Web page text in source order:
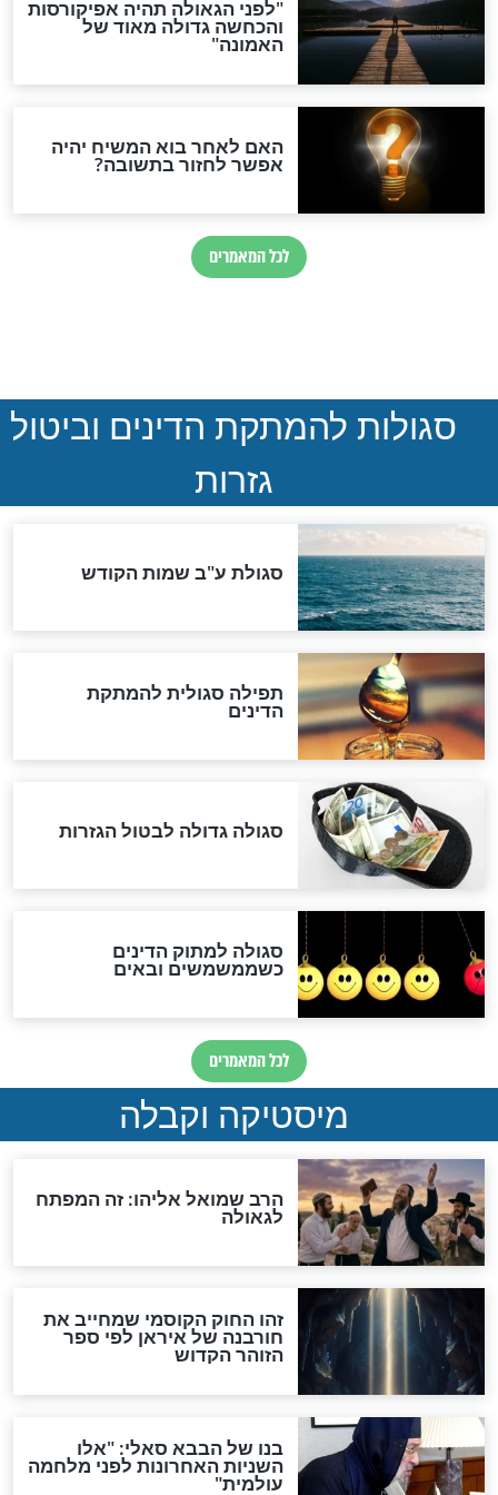
פחד משה
השרת?
תאמינו למה הוא זכה!
חדשות יהדות
הותר לפרסום: לוחמי מילואים
ההסכם החשאי של טראמפ
ואיראן: בלי שקיפות ועם הרבה
סימני שאלה
המסמך האבוד שנחשף
במרתפי מוסקבה: כתב היד
הנדיר של הרשב"ם התגלה
שורדת השואה שחוגגת 100:
"מודה לקב"ה על כל השנים"
לכל המאמרים
אחרית הימים
האם אפשר לחשב את הקץ?
מה יהיה בימות המשיח?
"לפני הגאולה תהיה אפיקורסות
והכחשה גדולה מאוד של
האמונה"